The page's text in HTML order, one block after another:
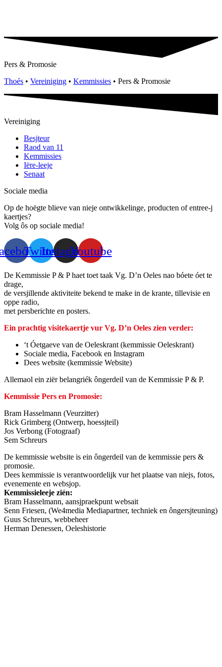
Pers & Promosie
Thoés • Vereiniging • Kemmissies • Pers & Promosie
Vereiniging
Besjteur
Raod van 11
Kemmissies
Iëre-leeje
Senaat
Sociale media
Op de hoëgte blieve van nieje ontwikkelinge, producten of entree-j
kaertjes?
Volg ôs op sociale media!
TwitterInstagramYoutube
De Kemmissie P & P haet toet taak Vg. D’n Oeles nao bóete óet te
drage,
de versjillende aktiviteite bekend te make in de krante, tillevisie en
oppe radio,
met persberichte en posters.
Ein prachtig visitekaertje vur Vg. D’n Oeles zien verder:
‘t Óetgaeve van de Oeleskrant (kemmissie Oeleskrant)
Sociale media, Facebook en Instagram
Dees website (kemmissie Website)
Allemaol ein ziër belangriék ôngerdeil van de Kemmissie P & P.
Kemmissie Pers en Promosie:
Bram Hasselmann (Veurzitter)
Rick Grimberg (Ontwerp, hoessjteil)
Jos Verbong (Fotograaf)
Sem Schreurs
De kemmissie website is ein ôngerdeil van de kemmissie pers &
promosie.
Dees kemmissie is verantwoordelijk vur het plaatse van niejs, fotos,
evenemente en websjop.
Kemmissieleeje zién:
Bram Hasselmann, aansjpraekpunt websait
Senn Friesen, (We4media Mediapartner, techniek en ôngersjteuning)
Guus Schreurs, webbeheer
Herman Denessen, Oeleshistorie